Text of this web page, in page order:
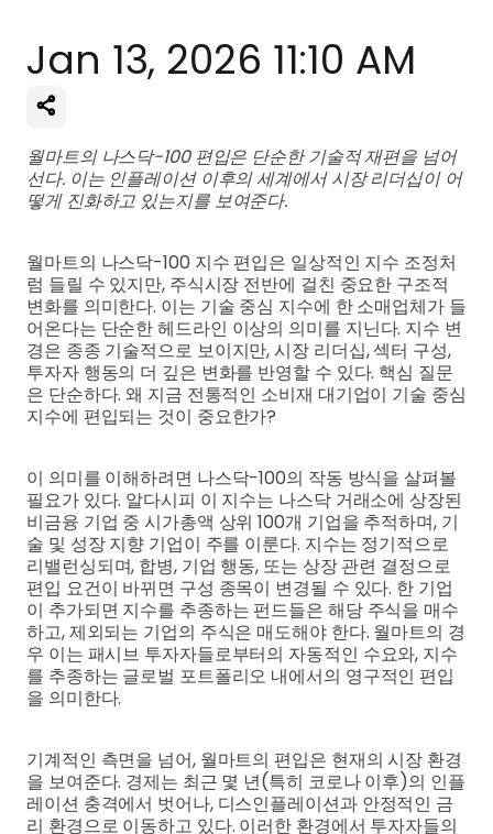
Jan 13, 2026 11:10 AM
월마트의 나스닥-100 편입은 단순한 기술적 재편을 넘어
선다. 이는 인플레이션 이후의 세계에서 시장 리더십이 어
떻게 진화하고 있는지를 보여준다.
월마트의 나스닥-100 지수 편입은 일상적인 지수 조정처
럼 들릴 수 있지만, 주식시장 전반에 걸친 중요한 구조적
변화를 의미한다. 이는 기술 중심 지수에 한 소매업체가 들
어온다는 단순한 헤드라인 이상의 의미를 지닌다. 지수 변
경은 종종 기술적으로 보이지만, 시장 리더십, 섹터 구성,
투자자 행동의 더 깊은 변화를 반영할 수 있다. 핵심 질문
은 단순하다. 왜 지금 전통적인 소비재 대기업이 기술 중심
지수에 편입되는 것이 중요한가?
이 의미를 이해하려면 나스닥-100의 작동 방식을 살펴볼
필요가 있다. 알다시피 이 지수는 나스닥 거래소에 상장된
비금융 기업 중 시가총액 상위 100개 기업을 추적하며, 기
술 및 성장 지향 기업이 주를 이룬다. 지수는 정기적으로
리밸런싱되며, 합병, 기업 행동, 또는 상장 관련 결정으로
편입 요건이 바뀌면 구성 종목이 변경될 수 있다. 한 기업
이 추가되면 지수를 추종하는 펀드들은 해당 주식을 매수
하고, 제외되는 기업의 주식은 매도해야 한다. 월마트의 경
우 이는 패시브 투자자들로부터의 자동적인 수요와, 지수
를 추종하는 글로벌 포트폴리오 내에서의 영구적인 편입
을 의미한다.
기계적인 측면을 넘어, 월마트의 편입은 현재의 시장 환경
을 보여준다. 경제는 최근 몇 년(특히 코로나 이후)의 인플
레이션 충격에서 벗어나, 디스인플레이션과 안정적인 금
리 환경으로 이동하고 있다. 이러한 환경에서 투자자들의